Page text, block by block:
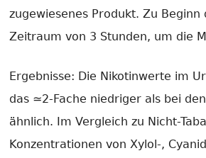
zugewiesenes Produkt. Zu
Zeitraum von 3 Stunden, um die
Ergebnisse: Die Nikotinwerte im
das ≃2-Fache niedriger als bei
ähnlich. Im Vergleich zu Nicht-
Konzentrationen von Xylol-,